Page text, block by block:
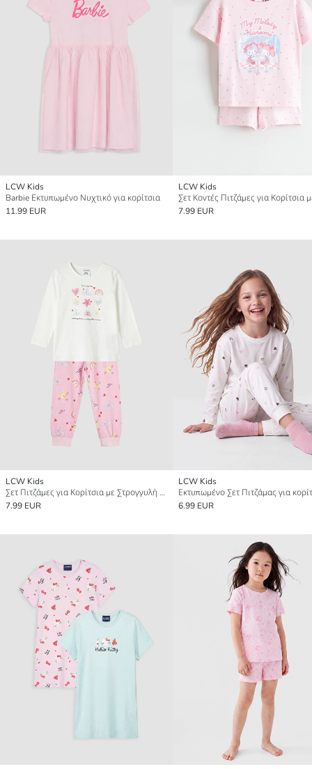
LCW Kids
Barbie Εκτυπωμένο Νυχτικό για κορίτσια
11.99 EUR
LCW Kids
7.99 EUR
LCW Kids
Σετ Πιτζάμες για Κορίτσια με Στρογγυλή Λαιμόκοψη και Εκτύπωση
7.99 EUR
LCW Kids
Εκτυπωμένο Σετ Πιτζάμας για
6.99 EUR